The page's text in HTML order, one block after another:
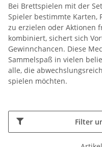
Bei Brettspielen mit der
Spieler bestimmte Karten,
zu erzielen oder Aktionen
kombiniert, sichert sich
Gewinnchancen. Diese
Sammelspaß in vielen
alle, die
spielen möchten.
Filter